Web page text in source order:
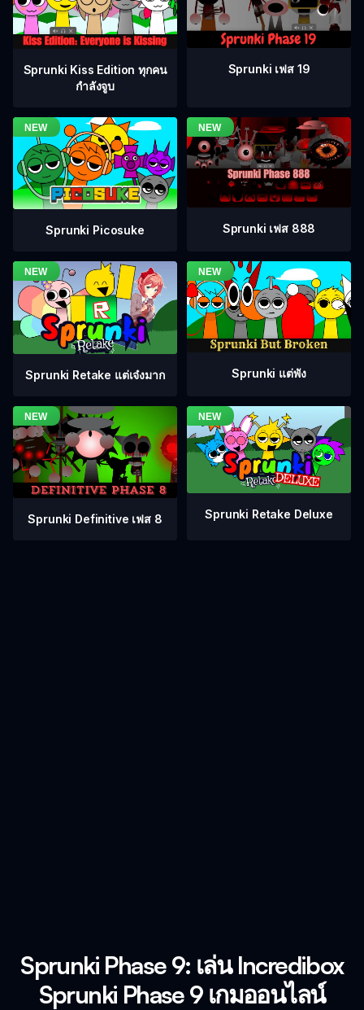
Sprunki Kiss Edition ทุกคน
กำลังจูบ
Sprunki เฟส 19
Sprunki Picosuke Sprunki เฟส 888
Sprunki Retake แต่เจ๋งมาก Sprunki แต่พัง
Sprunki Definitive เฟส 8 Sprunki Retake Deluxe
Sprunki Phase 9: เล่น Incredibox
Sprunki Phase 9 เกมออนไลน์